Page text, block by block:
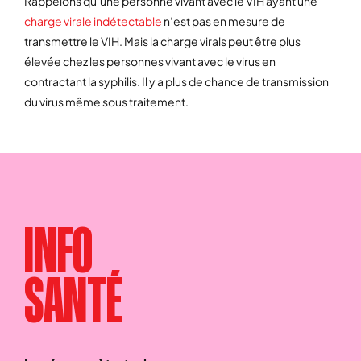
charge virale indétectable n’est pas en mesure de
transmettre le VIH. Mais la charge virals peut être plus
élevée chez les personnes vivant avec le virus en
contractant la syphilis. Il y a plus de chance de transmission
du virus même sous traitement.
INFO
SANTÉ